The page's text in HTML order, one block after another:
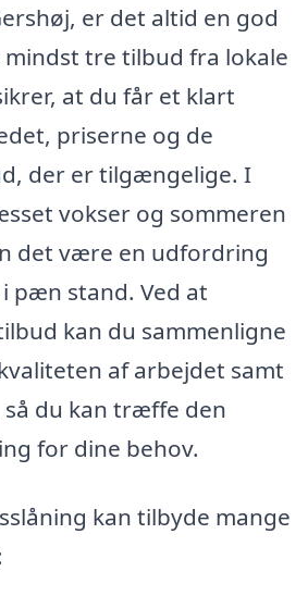
er det altid en god
tre tilbud fra lokale
at du får et klart
priserne og de
der er tilgængelige. I
vokser og sommeren
det være en udfordring
pæn stand. Ved at
kan du sammenligne
af arbejdet samt
du kan træffe den
for dine behov.
kan tilbyde mange